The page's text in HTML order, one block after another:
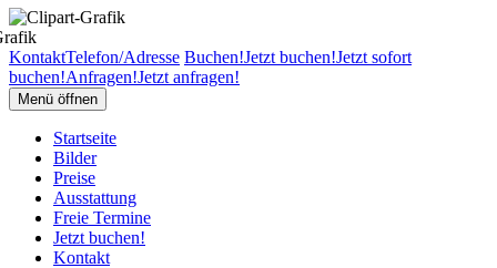
KontaktTelefon/Adresse Buchen!Jetzt buchen!Jetzt sofort
buchen!Anfragen!Jetzt anfragen!
Menü öffnen
Startseite
Bilder
Preise
Ausstattung
Freie Termine
Jetzt buchen!
Kontakt